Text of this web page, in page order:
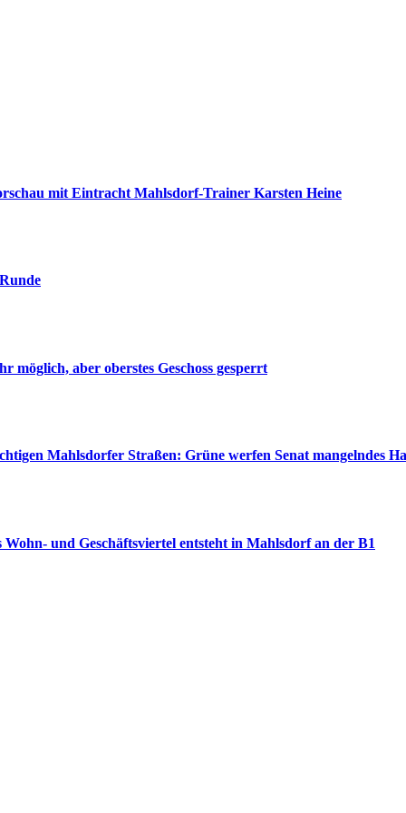
mit Eintracht Mahlsdorf-Trainer Karsten Heine
aber oberstes Geschoss gesperrt
Mahlsdorfer Straßen: Grüne werfen Senat mangelndes
und Geschäftsviertel entsteht in Mahlsdorf an der B1